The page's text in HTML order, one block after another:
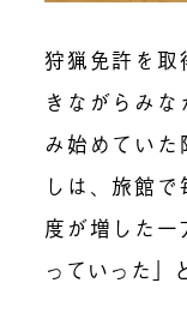
狩猟免許を取
きながらみ
み始めてい
しは、旅館
度が増した一
っていった」